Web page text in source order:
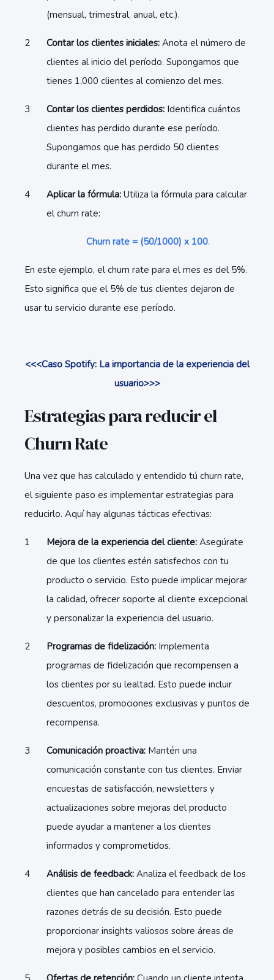
(mensual, trimestral, anual, etc.).
Contar los clientes iniciales: Anota el número de
clientes al inicio del período. Supongamos que
tienes 1,000 clientes al comienzo del mes.
Contar los clientes perdidos: Identifica cuántos
clientes has perdido durante ese período.
Supongamos que has perdido 50 clientes
durante el mes.
Aplicar la fórmula: Utiliza la fórmula para calcular
el churn rate:
Churn rate = (50/1000) x 100.
En este ejemplo, el churn rate para el mes es del 5%.
Esto significa que el 5% de tus clientes dejaron de
usar tu servicio durante ese período.
<<<Caso Spotify: La importancia de la experiencia del
usuario>>>
Estrategias para reducir el
Churn Rate
Una vez que has calculado y entendido tú churn rate,
el siguiente paso es implementar estrategias para
reducirlo. Aquí hay algunas tácticas efectivas:
Mejora de la experiencia del cliente: Asegúrate
de que los clientes estén satisfechos con tu
producto o servicio. Esto puede implicar mejorar
la calidad, ofrecer soporte al cliente excepcional
y personalizar la experiencia del usuario.
Programas de fidelización: Implementa
programas de fidelización que recompensen a
los clientes por su lealtad. Esto puede incluir
descuentos, promociones exclusivas y puntos de
recompensa.
Comunicación proactiva: Mantén una
comunicación constante con tus clientes. Enviar
encuestas de satisfacción, newsletters y
actualizaciones sobre mejoras del producto
puede ayudar a mantener a los clientes
informados y comprometidos.
Análisis de feedback: Analiza el feedback de los
clientes que han cancelado para entender las
razones detrás de su decisión. Esto puede
proporcionar insights valiosos sobre áreas de
mejora y posibles cambios en el servicio.